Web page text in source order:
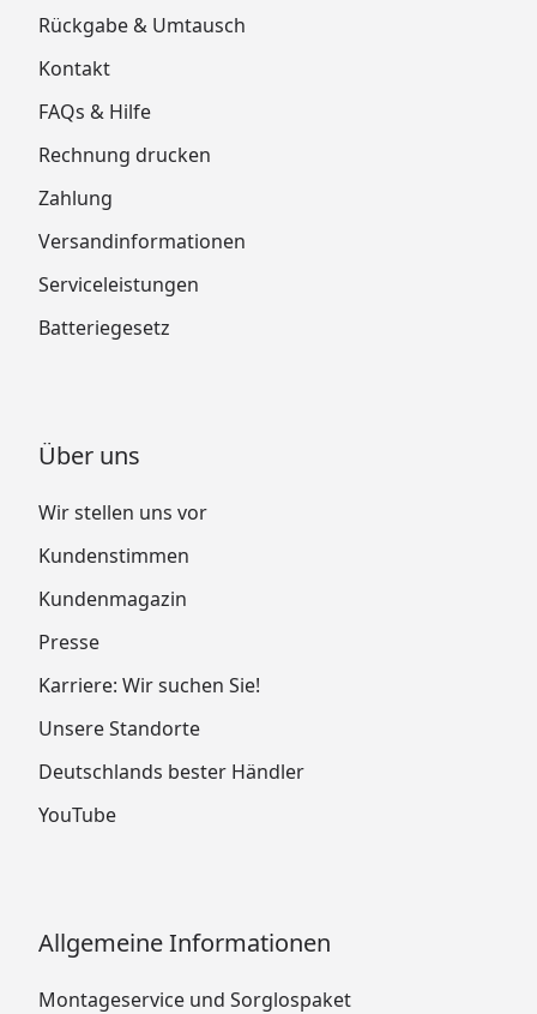
Rückgabe & Umtausch
Kontakt
FAQs & Hilfe
Rechnung drucken
Zahlung
Versandinformationen
Serviceleistungen
Batteriegesetz
Über uns
Wir stellen uns vor
Kundenstimmen
Kundenmagazin
Presse
Karriere: Wir suchen Sie!
Unsere Standorte
Deutschlands bester Händler
YouTube
Allgemeine Informationen
Montageservice und Sorglospaket